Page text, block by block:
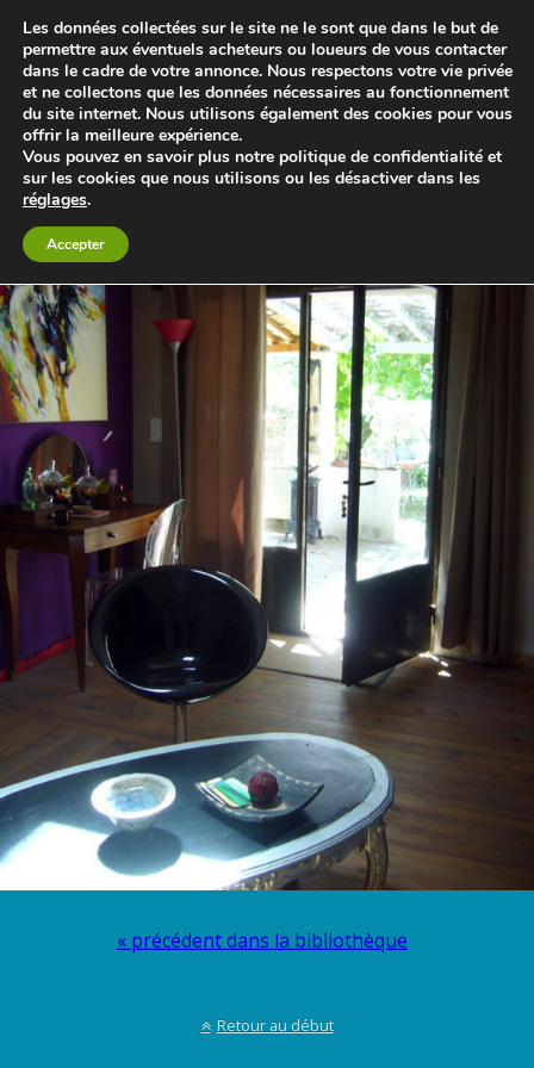
Le blog 3d-immo-visites
Retour à petit gîte ou chambre d’hôte au coeur de la garrigues
« précédent dans la bibliothèque
Retour au début
Les données collectées sur le site ne le sont que dans le but de
permettre aux éventuels acheteurs ou loueurs de vous contacter
dans le cadre de votre annonce. Nous respectons votre vie privée
et ne collectons que les données nécessaires au fonctionnement
du site internet. Nous utilisons également des cookies pour vous
offrir la meilleure expérience.
Vous pouvez en savoir plus notre politique de confidentialité et
sur les cookies que nous utilisons ou les désactiver dans les
réglages.
Accepter